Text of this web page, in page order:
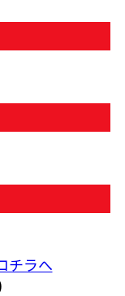
チラへ